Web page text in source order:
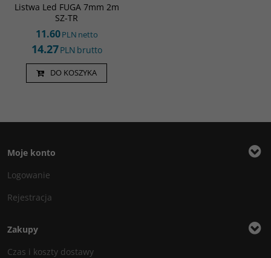
Listwa Led FUGA 7mm 2m
SZ-TR
11.60PLN netto
14.27PLN brutto
DO KOSZYKA
Moje konto
Logowanie
Rejestracja
Zakupy
Czas i koszty dostawy